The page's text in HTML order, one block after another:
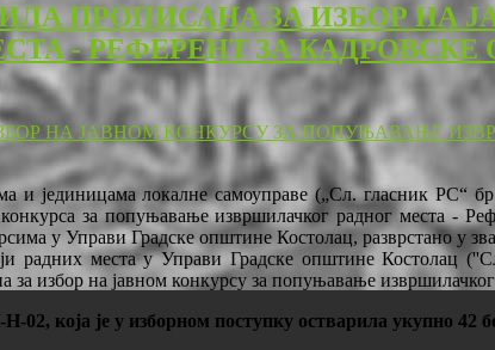
ПРОПИСАНА ЗА ИЗБОР НА
- РЕФЕРЕНТ ЗА КАДРОВСКЕ
и јединицама локалне самоуправе („Сл. гласник РС“
за попуњавање извршилачког радног места -
у Управи Градске општине Костолац, разврстано у
радних места у Управи Градске општине Костолац
избор на јавном конкурсу за попуњавање
02, која је у изборном поступку остварила укупно 42